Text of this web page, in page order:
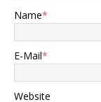
Name*
E-Mail*
Website